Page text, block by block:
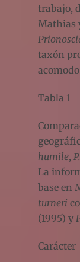
trabajo,
Mathias
taxón
Tabla 1
humile,
La
base en
turneri
(1995) y
Carácter